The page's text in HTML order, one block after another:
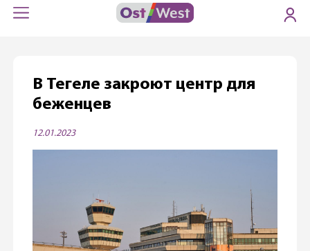
В Тегеле закроют центр для
беженцев
12.01.2023